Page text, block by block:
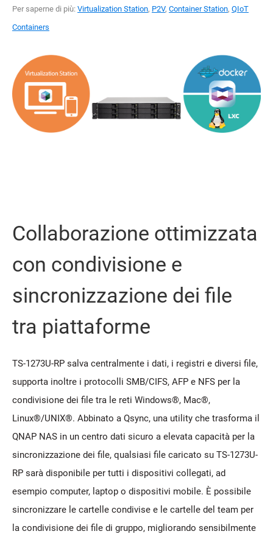
Per saperne di più: Virtualization Station, P2V, Container Station, QIoT
Containers
Collaborazione ottimizzata
con condivisione e
sincronizzazione dei file
tra piattaforme
TS-1273U-RP salva centralmente i dati, i registri e diversi file,
supporta inoltre i protocolli SMB/CIFS, AFP e NFS per la
condivisione dei file tra le reti Windows®, Mac®,
Linux®/UNIX®. Abbinato a Qsync, una utility che trasforma il
QNAP NAS in un centro dati sicuro a elevata capacità per la
sincronizzazione dei file, qualsiasi file caricato su TS-1273U-
RP sarà disponibile per tutti i dispositivi collegati, ad
esempio computer, laptop o dispositivi mobile. È possibile
sincronizzare le cartelle condivise e le cartelle del team per
la condivisione dei file di gruppo, migliorando sensibilmente